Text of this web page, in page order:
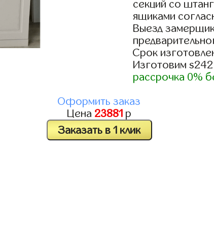
секций со
ящиками
Выезд
Срок
Изготовим
рассрочка 0%
Оформить заказ
Цена 23881 р
Заказать в 1 клик